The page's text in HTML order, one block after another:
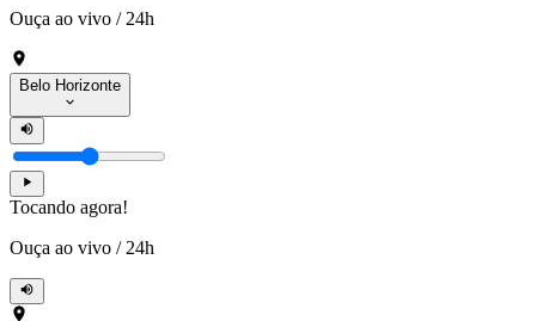
Ouça ao vivo / 24h
Belo Horizonte
Tocando agora!
Ouça ao vivo / 24h